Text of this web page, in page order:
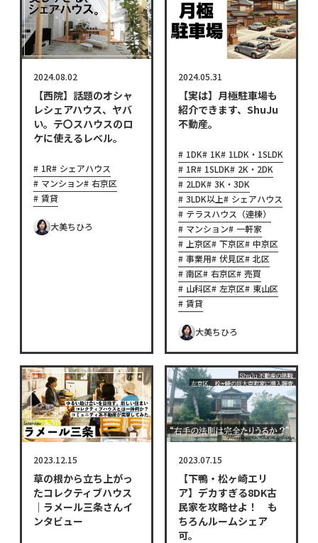
2024.08.02
【西院】話題のオシャ
レシェアハウス、ヤバ
い。テ〇スハウスのロ
ケに使えるレベル。
1R
シェアハウス
マンション
右京区
賃貸
大美ちひろ
2024.05.31
【実は】月極駐車場も
紹介できます、ShuJu
不動産。
1DK 1K
1LDK・1SLDK
1R
1SLDK
2K・2DK
2LDK
3K・3DK
3LDK以上
シェアハウス
テラスハウス（連棟）
マンション
一軒家
上京区
下京区
中京区
事業用
伏見区
北区
南区
右京区
売買
山科区
左京区
東山区
賃貸
大美ちひろ
2023.12.15
草の根から立ち上がっ
たコレクティブハウス
｜ラメール三条さんイ
ンタビュー
2023.07.15
【下鴨・松ヶ崎エリ
ア】デカすぎる8DK古
民家を攻略せよ！ も
ちろんルームシェア
可。